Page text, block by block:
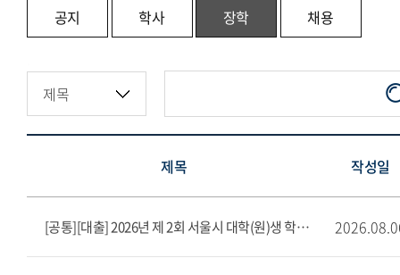
공지 학사 장학
채용
제목 작성일
[공통][대출] 2026년 제 2회 서울시 대학(원)생 학자금대출 이자 지원